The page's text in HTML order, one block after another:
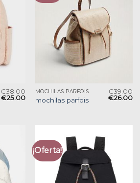
€38.00
€25.00
MOCHILAS PARFOIS
mochilas parfois
€39.00
€26.00
¡Oferta!